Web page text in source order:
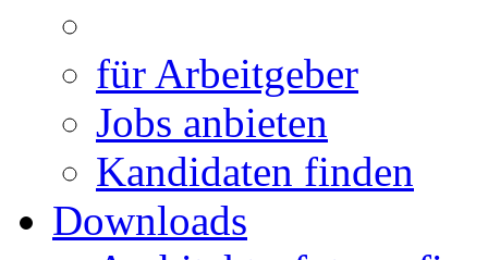
für Arbeitgeber
Jobs anbieten
Kandidaten finden
Downloads